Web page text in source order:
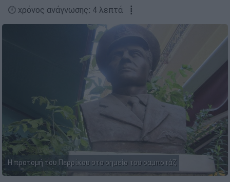
🕛 χρόνος ανάγνωσης: 4 λεπτά ┋
Η προτομή του Περρίκου στο σημείο του σαμποτάζ